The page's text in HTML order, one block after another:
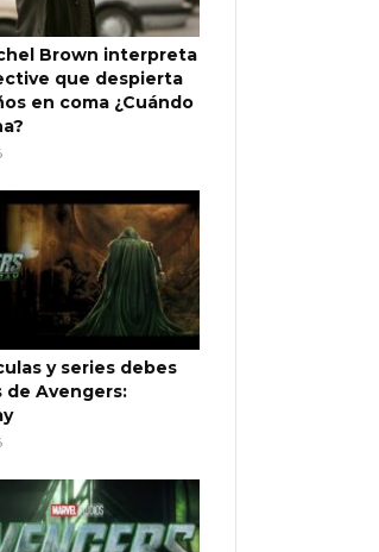
Brown interpreta
que despierta
en coma ¿Cuándo
y series debes
de Avengers: